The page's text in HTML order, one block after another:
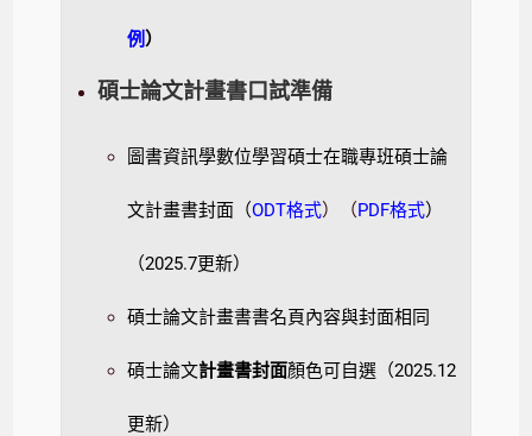
例 ）
碩士論文計畫書口試準備
圖書資訊學數位學習碩士在職專班碩士論
文計畫書封面（ODT格式）（PDF格式）
（2025.7更新）
碩士論文計畫書書名頁內容與封面相同
碩士論文計畫書封面顏色可自選（2025.12
更新）